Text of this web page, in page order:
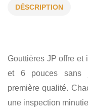
COMMERCIAL
DÉSCRIPTION
Gouttières JP offre et
et 6 pouces sans
première qualité.
une inspection